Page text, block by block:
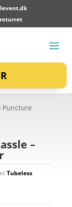
returret
–
Tubeless